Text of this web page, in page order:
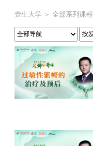
壹生大学 ＞ 全部系列课程